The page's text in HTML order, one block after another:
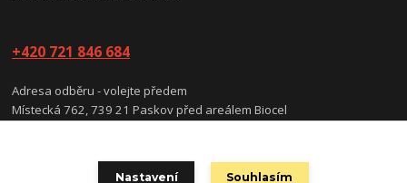
+420 721 846 684
Adresa odběru - volejte předem
Místecká 762, 739 21 Paskov před areálem Biocel
Nastavení Souhlasím